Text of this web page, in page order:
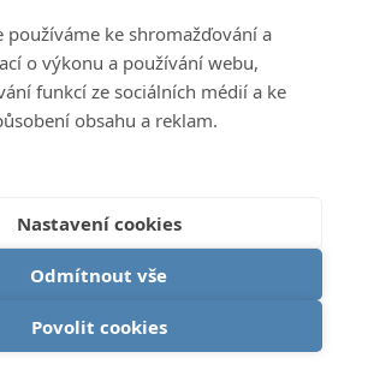
používáme ke shromažďování a
o výkonu a používání webu,
funkcí ze sociálních médií a ke
obsahu a reklam.
Nastavení cookies
Odmítnout vše
Povolit cookies